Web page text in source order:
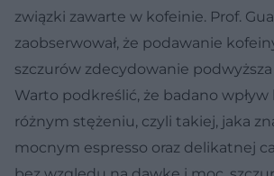
związki zawarte w kofeinie. Prof.
zaobserwował, że podawanie
szczurów zdecydowanie
Warto podkreślić, że badano wpływ
różnym stężeniu, czyli takiej, jaka
mocnym espresso oraz delikatnej